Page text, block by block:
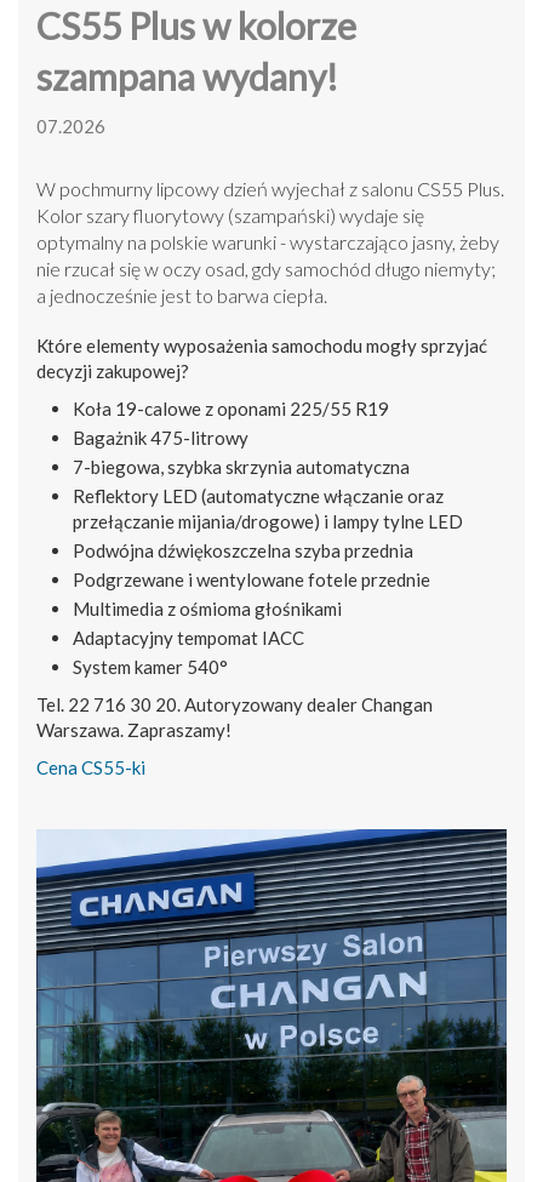
CS55 Plus w kolorze
szampana wydany!
07.2026
W pochmurny lipcowy dzień wyjechał z salonu CS55 Plus.
Kolor szary fluorytowy (szampański) wydaje się
optymalny na polskie warunki - wystarczająco jasny, żeby
nie rzucał się w oczy osad, gdy samochód długo niemyty;
a jednocześnie jest to barwa ciepła.
Które elementy wyposażenia samochodu mogły sprzyjać
decyzji zakupowej?
Koła 19-calowe z oponami 225/55 R19
Bagażnik 475-litrowy
7-biegowa, szybka skrzynia automatyczna
Reflektory LED (automatyczne włączanie oraz
przełączanie mijania/drogowe) i lampy tylne LED
Podwójna dźwiękoszczelna szyba przednia
Podgrzewane i wentylowane fotele przednie
Multimedia z ośmioma głośnikami
Adaptacyjny tempomat IACC
System kamer 540°
Tel. 22 716 30 20. Autoryzowany dealer Changan
Warszawa. Zapraszamy!
Cena CS55-ki